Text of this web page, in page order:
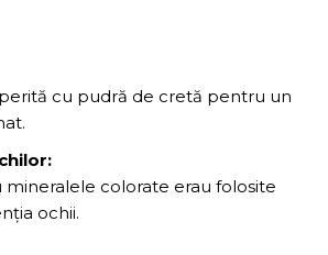
cu pudră de cretă pentru un
mineralele colorate erau folosite
ochii.